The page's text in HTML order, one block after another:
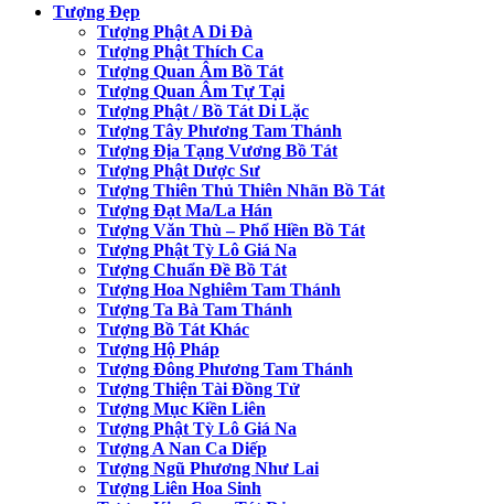
Tượng Đẹp
Tượng Phật A Di Đà
Tượng Phật Thích Ca
Tượng Quan Âm Bồ Tát
Tượng Quan Âm Tự Tại
Tượng Phật / Bồ Tát Di Lặc
Tượng Tây Phương Tam Thánh
Tượng Địa Tạng Vương Bồ Tát
Tượng Phật Dược Sư
Tượng Thiên Thủ Thiên Nhãn Bồ Tát
Tượng Đạt Ma/La Hán
Tượng Văn Thù – Phổ Hiền Bồ Tát
Tượng Phật Tỳ Lô Giá Na
Tượng Chuẩn Đề Bồ Tát
Tượng Hoa Nghiêm Tam Thánh
Tượng Ta Bà Tam Thánh
Tượng Bồ Tát Khác
Tượng Hộ Pháp
Tượng Đông Phương Tam Thánh
Tượng Thiện Tài Đồng Tử
Tượng Mục Kiền Liên
Tượng Phật Tỳ Lô Giá Na
Tượng A Nan Ca Diếp
Tượng Ngũ Phương Như Lai
Tượng Liên Hoa Sinh